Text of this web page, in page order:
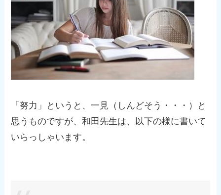
「努力」というと、一見（しんどそう・・・）と
思うものですが、和田先生は、以下の様に書いて
いらっしゃいます。